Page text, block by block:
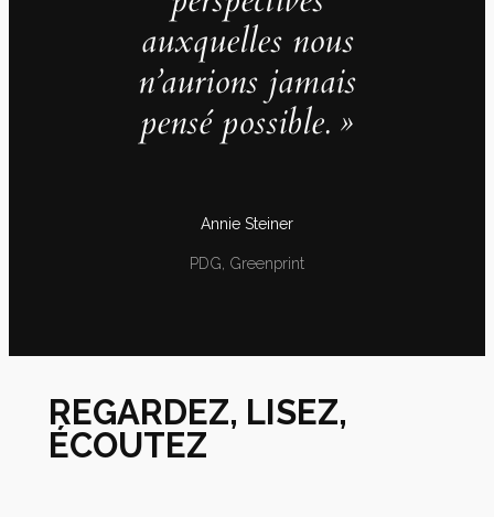
auxquelles nous
n’aurions jamais
pensé possible. »
Annie Steiner
PDG, Greenprint
REGARDEZ, LISEZ,
ÉCOUTEZ